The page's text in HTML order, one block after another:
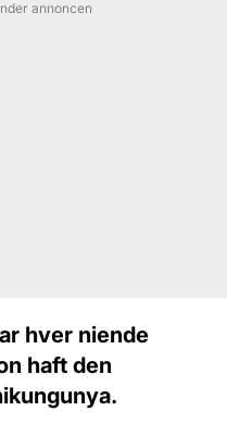
annoncen
hver niende
haft den